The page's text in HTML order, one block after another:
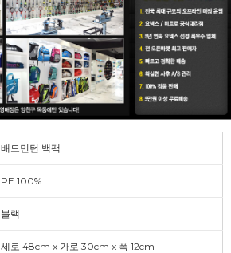
배드민턴 백팩
PE 100%
블랙
세로 48cm x 가로 30cm x 폭 12cm